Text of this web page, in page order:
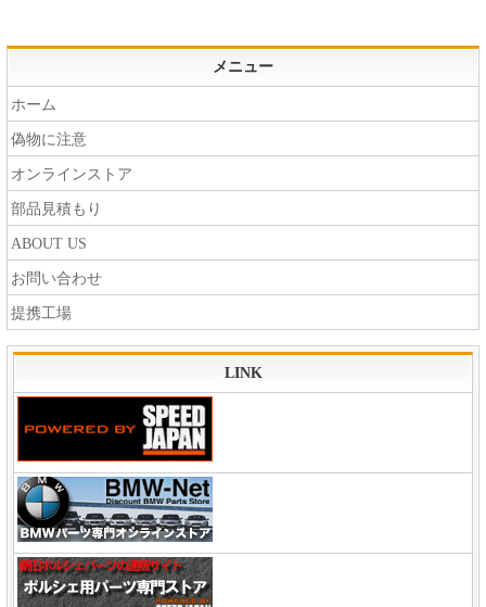
メニュー
ホーム
偽物に注意
オンラインストア
部品見積もり
ABOUT US
お問い合わせ
提携工場
LINK